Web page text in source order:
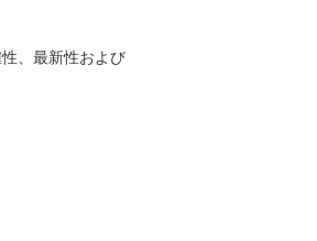
、最新性および